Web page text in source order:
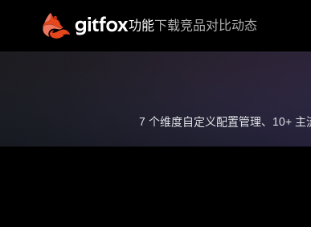
功能
制品库管理
代码扫描
下载竞品对比动态
王昭宁/ 高级客户经
7 个维度自定义配置管理、10+ 主